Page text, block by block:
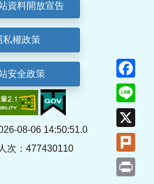
資料開放宣告
私權政策
安全政策
08-06 14:50:51.0
次：477430110